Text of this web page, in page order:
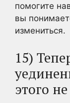
помогите
вы
измениться.
15)
этого